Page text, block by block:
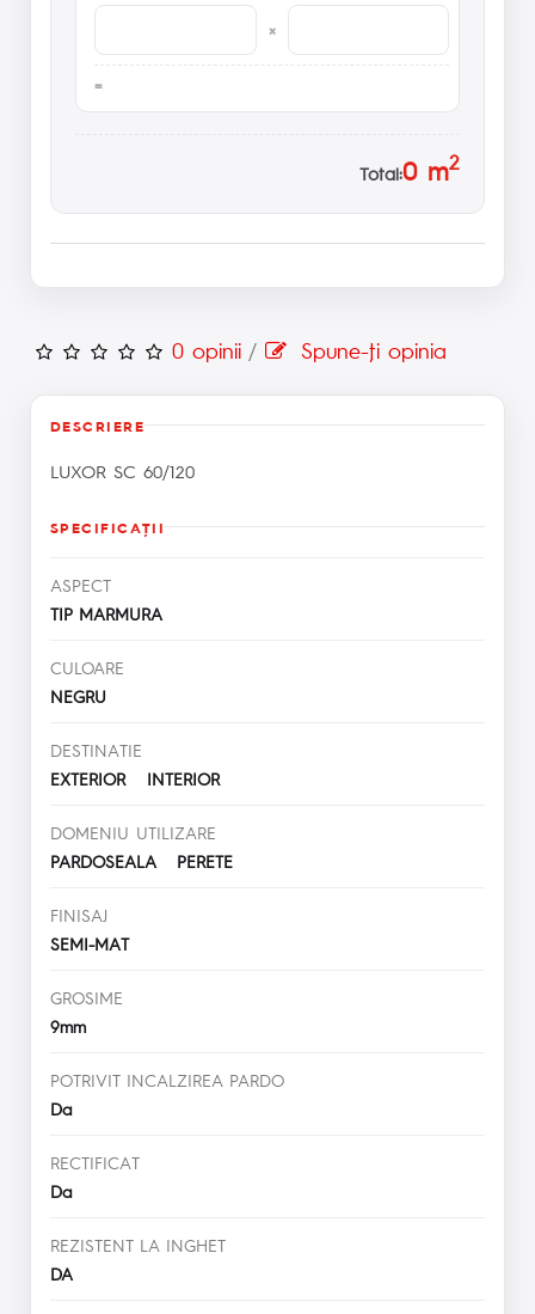
×
Total:0m2
0 opinii / Spune-ţi opinia
DESCRIERE
LUXOR SC 60/120
SPECIFICAŢII
ASPECT
TIP MARMURA
CULOARE
NEGRU
DESTINATIE
EXTERIOR INTERIOR
DOMENIU UTILIZARE
PARDOSEALA PERETE
FINISAJ
SEMI-MAT
GROSIME
9mm
POTRIVIT INCALZIREA PARDO
Da
RECTIFICAT
Da
REZISTENT LA INGHET
DA